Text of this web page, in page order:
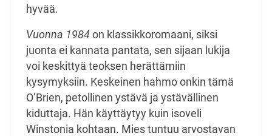
hyvää.
Vuonna 1984on klassikkoromaani, siksi
juonta ei kannata pantata, sen sijaan lukija
voi keskittyä teoksen herättämiin
kysymyksiin. Keskeinen hahmo onkin tämä
O’Brien, petollinen ystävä ja ystävällinen
kiduttaja. Hän käyttäytyy kuin isoveli
Winstonia kohtaan. Mies tuntuu arvostavan